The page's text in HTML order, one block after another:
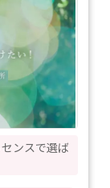
ンスで選ば